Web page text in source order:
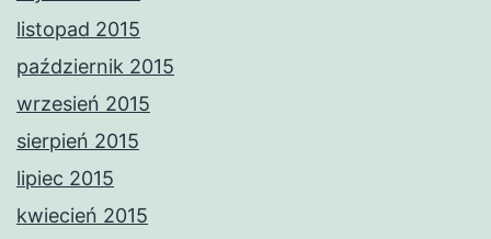
listopad 2015
październik 2015
wrzesień 2015
sierpień 2015
lipiec 2015
kwiecień 2015